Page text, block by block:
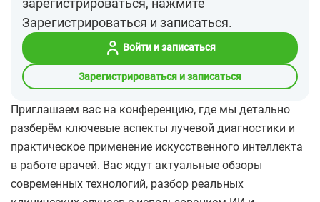
зарегистрироваться, нажмите
Зарегистрироваться и записаться.
Войти и записаться
Зарегистрироваться и записаться
Приглашаем вас на конференцию, где мы детально
разберём ключевые аспекты лучевой диагностики и
практическое применение искусственного интеллекта
в работе врачей. Вас ждут актуальные обзоры
современных технологий, разбор реальных